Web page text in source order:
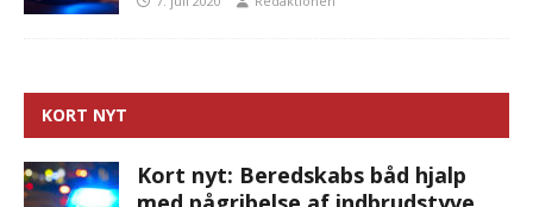
KORT NYT
Kort nyt: Beredskabs båd hjalp